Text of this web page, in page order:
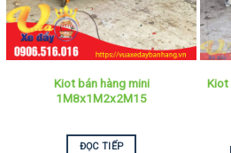
Kiot bán hàng mini
1M8x1M2x2M15
ĐỌC TIẾP
Kiot